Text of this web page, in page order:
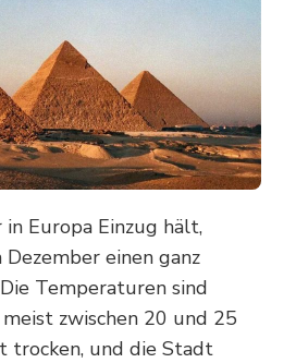
Europa Einzug hält,
einen ganz
Temperaturen sind
zwischen 20 und 25
trocken, und die Stadt